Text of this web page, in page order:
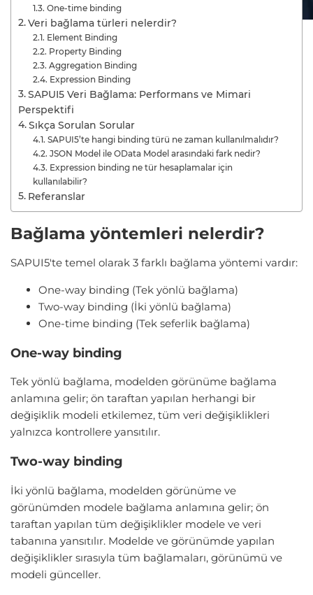
One-time binding
Veri bağlama türleri nelerdir?
Element Binding
Property Binding
Aggregation Binding
Expression Binding
SAPUI5 Veri Bağlama: Performans ve Mimari
Perspektifi
Sıkça Sorulan Sorular
SAPUI5’te hangi binding türü ne zaman kullanılmalıdır?
JSON Model ile OData Model arasındaki fark nedir?
Expression binding ne tür hesaplamalar için
kullanılabilir?
Referanslar
Bağlama yöntemleri nelerdir?
SAPUI5'te temel olarak 3 farklı bağlama yöntemi vardır:
One-way binding (Tek yönlü bağlama)
Two-way binding (İki yönlü bağlama)
One-time binding (Tek seferlik bağlama)
One-way binding
Tek yönlü bağlama, modelden görünüme bağlama
anlamına gelir; ön taraftan yapılan herhangi bir
değişiklik modeli etkilemez, tüm veri değişiklikleri
yalnızca kontrollere yansıtılır.
Two-way binding
İki yönlü bağlama, modelden görünüme ve
görünümden modele bağlama anlamına gelir; ön
taraftan yapılan tüm değişiklikler modele ve veri
tabanına yansıtılır. Modelde ve görünümde yapılan
değişiklikler sırasıyla tüm bağlamaları, görünümü ve
modeli günceller.